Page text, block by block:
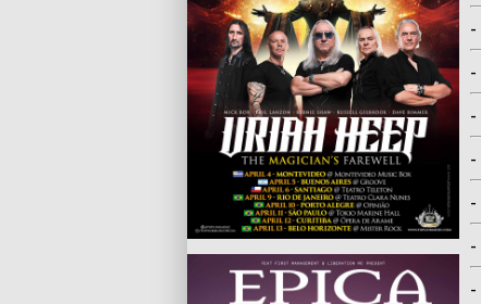
-
-
-
-
-
-
-